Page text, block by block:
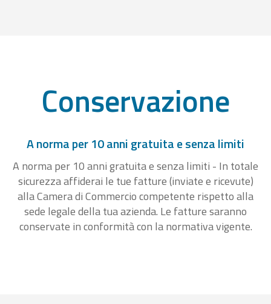
Conservazione
A norma per 10 anni gratuita e senza limiti
A norma per 10 anni gratuita e senza limiti - In totale
sicurezza affiderai le tue fatture (inviate e ricevute)
alla Camera di Commercio competente rispetto alla
sede legale della tua azienda. Le fatture saranno
conservate in conformità con la normativa vigente.